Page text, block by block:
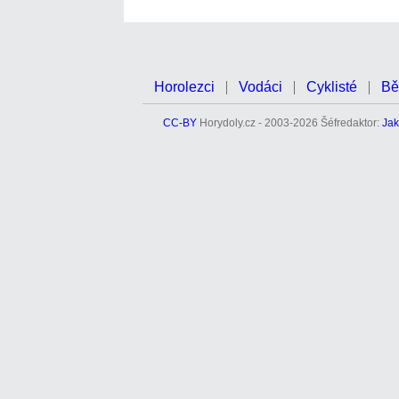
Horolezci Vodáci Cyklisté
CC-BY Horydoly.cz - 2003-2026 Šéfredaktor: